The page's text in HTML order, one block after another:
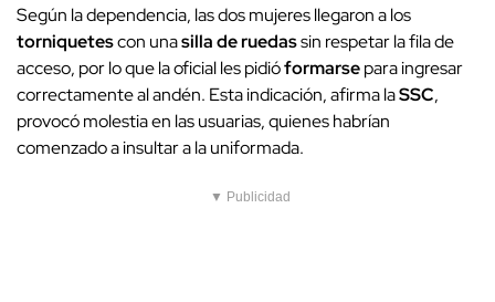
Según la dependencia, las dos mujeres llegaron a los
torniquetescon unasilla de ruedassin respetar la fila de
acceso, por lo que la oficial les pidióformarsepara ingresar
correctamente al andén. Esta indicación, afirma laSSC,
provocó molestia en las usuarias, quienes habrían
comenzado a insultar a la uniformada.
▼ Publicidad